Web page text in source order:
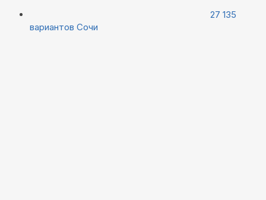
27 135
вариантов Сочи